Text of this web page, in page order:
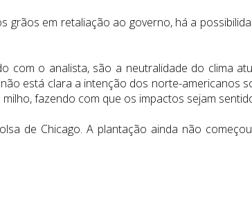
em retaliação ao governo, há a
o analista, são a neutralidade do clima
está clara a intenção dos norte-americanos
fazendo com que os impactos sejam
de Chicago. A plantação ainda não